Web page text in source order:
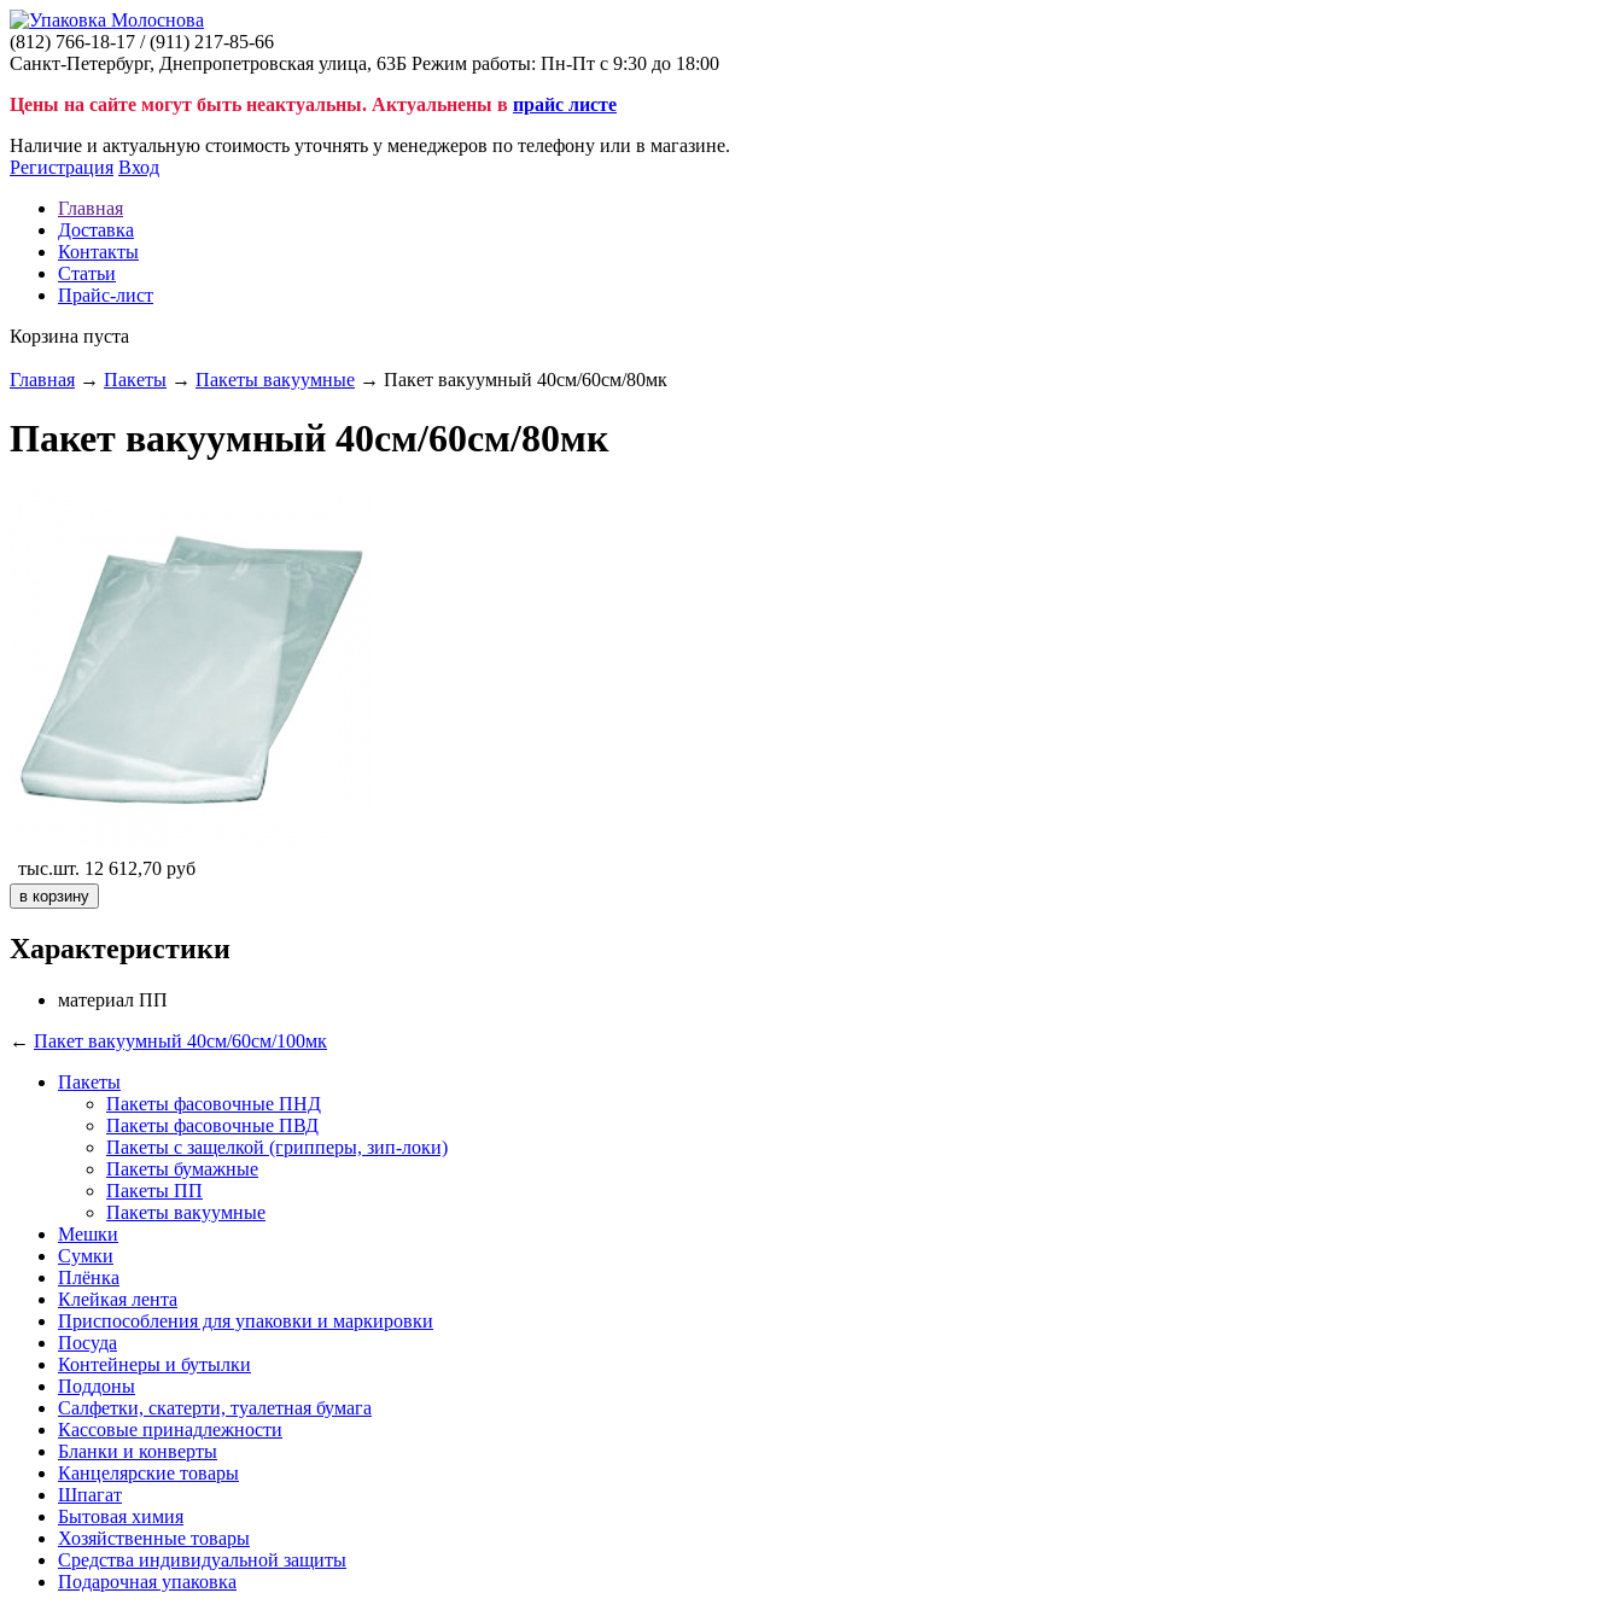
(812) 766-18-17 / (911) 217-85-66
Санкт-Петербург, Днепропетровская улица, 63Б Режим работы: Пн-Пт с 9:30 до 18:00
Цены на сайте могут быть неактуальны. Актуальнены в прайс листе
Наличие и актуальную стоимость уточнять у менеджеров по телефону или в магазине.
Регистрация Вход
Главная
Доставка
Контакты
Статьи
Прайс-лист
Корзина пуста
Главная → Пакеты → Пакеты вакуумные → Пакет вакуумный 40см/60см/80мк
Пакет вакуумный 40см/60см/80мк
тыс.шт. 12 612,70 руб
Характеристики
материал ПП
← Пакет вакуумный 40см/60см/100мк
Пакеты
Пакеты фасовочные ПНД
Пакеты фасовочные ПВД
Пакеты с защелкой (грипперы, зип-локи)
Пакеты бумажные
Пакеты ПП
Пакеты вакуумные
Мешки
Сумки
Плёнка
Клейкая лента
Приспособления для упаковки и маркировки
Посуда
Контейнеры и бутылки
Поддоны
Салфетки, скатерти, туалетная бумага
Кассовые принадлежности
Бланки и конверты
Канцелярские товары
Шпагат
Бытовая химия
Хозяйственные товары
Средства индивидуальной защиты
Подарочная упаковка